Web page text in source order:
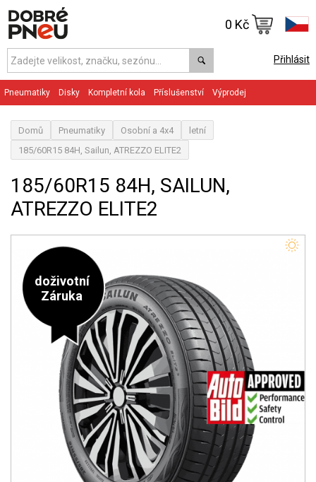
Přihlásit
0 Kč
Pneumatiky Disky Kompletní kola Příslušenství Výprodej
Domů Pneumatiky Osobní a 4x4
letní
185/60R15 84H, Sailun, ATREZZO ELITE2
185/60R15 84H, SAILUN,
ATREZZO ELITE2
doživotní
Záruka